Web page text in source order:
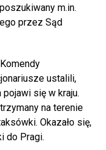
m.in.
przez Sąd
ustalili,
się w kraju.
na terenie
Okazało się,
do Pragi.